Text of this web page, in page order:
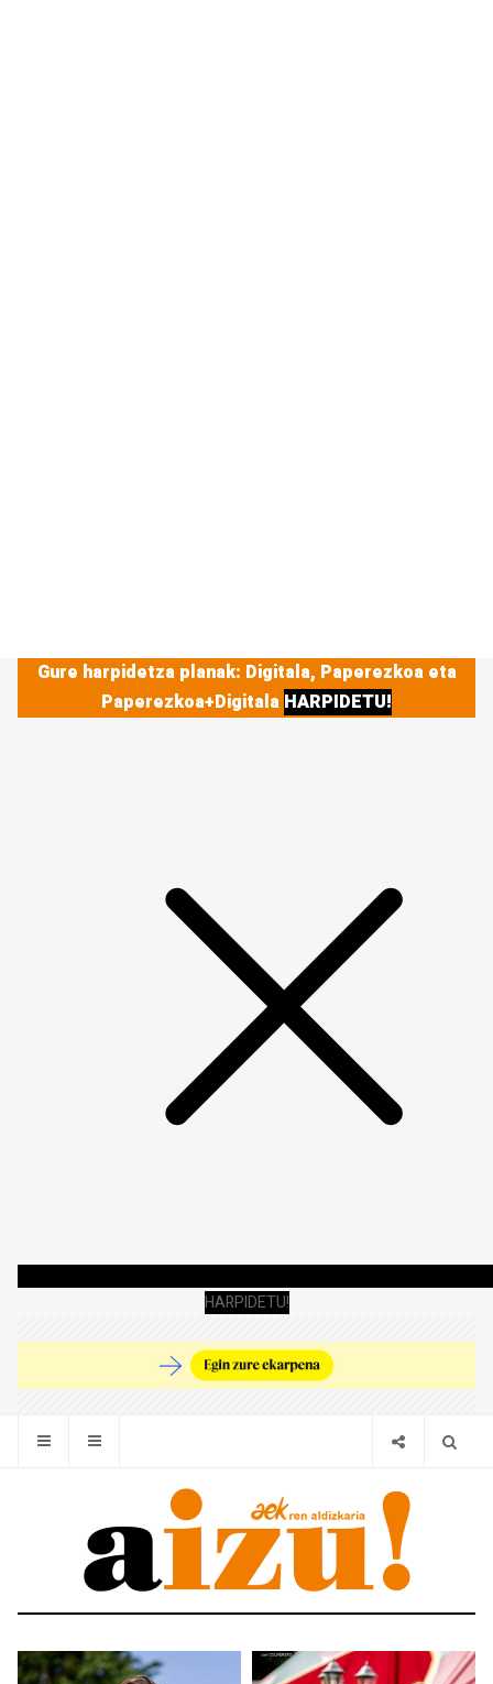
Gure harpidetza planak: Digitala, Paperezkoa eta
Paperezkoa+Digitala HARPIDETU!
HARPIDETU!